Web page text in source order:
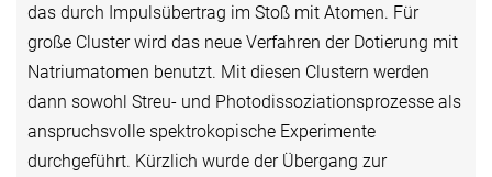
das durch Impulsübertrag im Stoß mit Atomen. Für
große Cluster wird das neue Verfahren der Dotierung mit
Natriumatomen benutzt. Mit diesen Clustern werden
dann sowohl Streu- und Photodissoziationsprozesse als
anspruchsvolle spektrokopische Experimente
durchgeführt. Kürzlich wurde der Übergang zur